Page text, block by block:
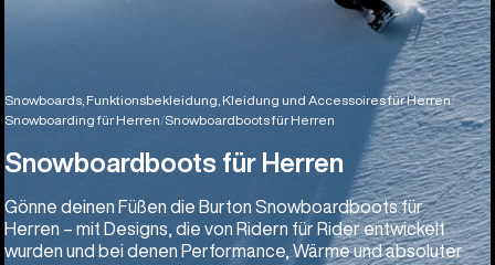
Snowboards, Funktionsbekleidung, Kleidung und Accessoires für Herren
Snowboarding für Herren Snowboardboots für Herren
Snowboardboots für Herren
Gönne deinen Füßen die Burton Snowboardboots für
Herren – mit Designs, die von Ridern für Rider entwickelt
wurden und bei denen Performance, Wärme und absoluter